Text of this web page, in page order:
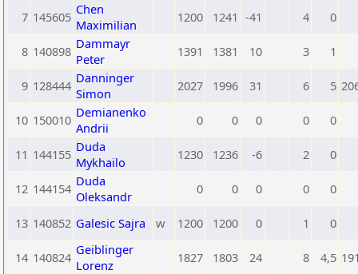
7 145605 Chen
Maximilian
1200 1241 -41 4 0
8 140898 Dammayr
Peter
1391 1381 10 3 1
9 128444 Danninger
Simon
2027 1996 31 6 5
10 150010 Demianenko
Andrii
0 0 0 0 0
11 144155 Duda
Mykhailo
1230 1236 -6 2 0
12 144154 Duda
Oleksandr
0 0 0 0 0
13 140852 Galesic Sajra w 1200 1200 0 1 0
14 140824 Geiblinger
Lorenz
1827 1803 24 8 4,5